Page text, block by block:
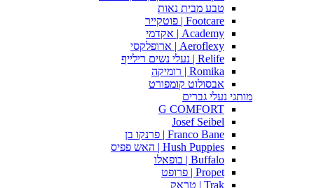
טבע מבית נאות
Footcare | פוטקייר
Academy | אקדמי
Aeroflexy | ארופלקסי
Relife | נעלי נשים רילייף
Romika | רומיקה
אבסולוט קומפורט
מותגי נעלי גברים
G COMFORT
Josef Seibel
Franco Bane | פרנקו בן
Hush Puppies | האש פפיס
Buffalo | בופאלו
Propet | פרופט
Trak | טראק